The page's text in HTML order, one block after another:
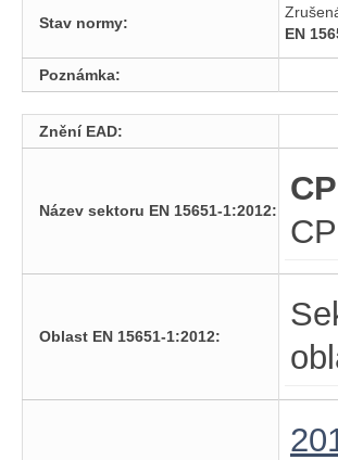
Stav normy:
EN
Poznámka:
Znění EAD:
Název sektoru EN 15651-1:2012:
Oblast EN 15651-1:2012: